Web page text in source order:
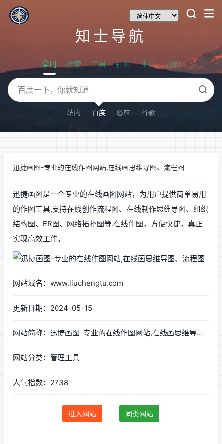
知士导航
常用 搜索 工具 社区 生活 求职
站内 百度 必应 谷歌
迅捷画图-专业的在线作图网站,在线画思维导图、流程图
迅捷画图是一个专业的在线画图网站，为用户提供简单易用
的作图工具,支持在线创作流程图、在线制作思维导图、组织
结构图、ER图、网络拓扑图等.在线作图，方便快捷，真正
实现高效工作。
网站域名：www.liuchengtu.com
更新日期：2024-05-15
网站简称：迅捷画图-专业的在线作图网站,在线画思维导图、流程图
网站分类：管理工具
人气指数：2738
进入网站 同类网站